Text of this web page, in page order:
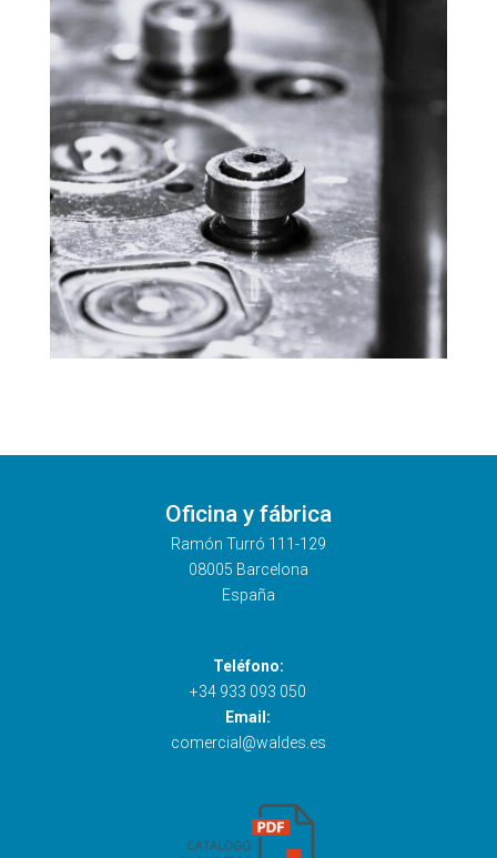
Oficina y fábrica
Ramón Turró 111-129
08005 Barcelona
España
Teléfono:
+34 933 093 050
Email:
comercial@waldes.es